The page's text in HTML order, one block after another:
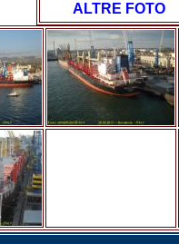
ALTRE FOTO